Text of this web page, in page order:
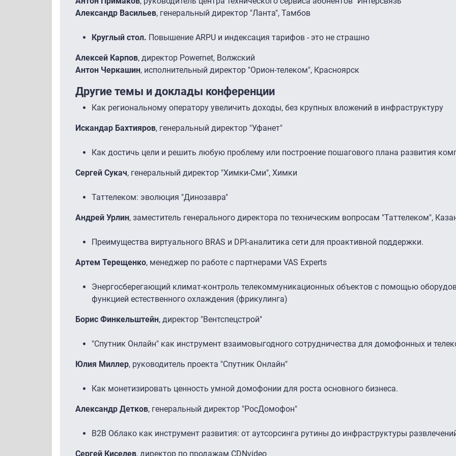
Александр Васильев, генеральный директор "Ланта", Тамбов
Круглый стол. Повышение ARPU и индексация тарифов - это не страшно
Алексей Карпов, директор Powernet, Волжский
Антон Черкашин, исполнительный директор "Орион-телеком", Красноярск
Другие темы и доклады конференции
Как региональному оператору увеличить доходы, без крупных вложений в инфраструктуру
Искандар Бахтияров, генеральный директор "Уфанет"
Как достичь цели и решить любую проблему или построение пошагового плана развития
Сергей Сукач, генеральный директор "Химки-Сми", Химки
Таттелеком: эволюция "Динозавра"
Андрей Урлин, заместитель генерального директора по техническим вопросам "Таттелеком",
Преимущества виртуального BRAS и DPI-аналитика сети для проактивной поддержки.
Артем Терещенко, менеджер по работе с партнерами VAS Experts
Энергосберегающий климат-контроль телекоммуникационных объектов с помощью
функцией естественного охлаждения (фрикулинга)
Борис Финкельштейн, директор "Вентспецстрой"
"Спутник Онлайн" как инструмент взаимовыгодного сотрудничества для домофонных и
Юлия Миллер, руководитель проекта "Спутник Онлайн"
Как монетизировать ценность умной домофонии для роста основного бизнеса.
Александр Детков, генеральный директор "РосДомофон"
В2В Облако как инструмент развития: от аутсорсинга рутины до инфраструктуры
Сергей Киселев, директор по продажам CDNvideo